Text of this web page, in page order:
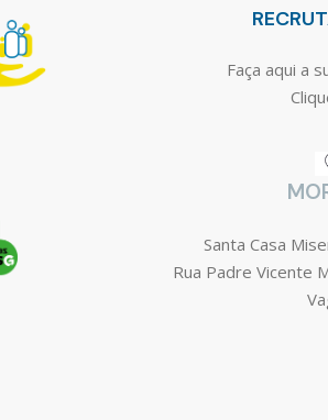
Faça aqui a
Santa Casa
Rua Padre Vicente